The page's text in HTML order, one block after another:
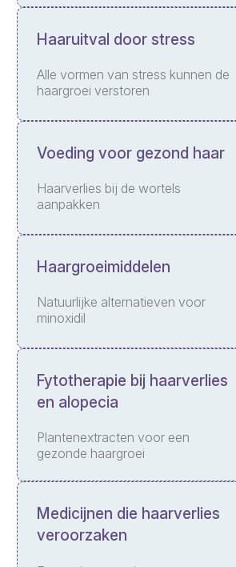
Haaruitval door stress
Alle vormen van stress kunnen de
haargroei verstoren
Voeding voor gezond haar
Haarverlies bij de wortels
aanpakken
Haargroeimiddelen
Natuurlijke alternatieven voor
minoxidil
Fytotherapie bij haarverlies
en alopecia
Plantenextracten voor een
gezonde haargroei
Medicijnen die haarverlies
veroorzaken